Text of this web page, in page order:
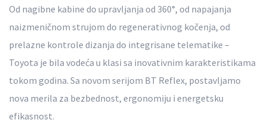
Od nagibne kabine do upravljanja od 360°, od napajanja
naizmeničnom strujom do regenerativnog kočenja, od
prelazne kontrole dizanja do integrisane telematike –
Toyota je bila vodeća u klasi sa inovativnim karakteristikama
tokom godina. Sa novom serijom BT Reflex, postavljamo
nova merila za bezbednost, ergonomiju i energetsku
efikasnost.